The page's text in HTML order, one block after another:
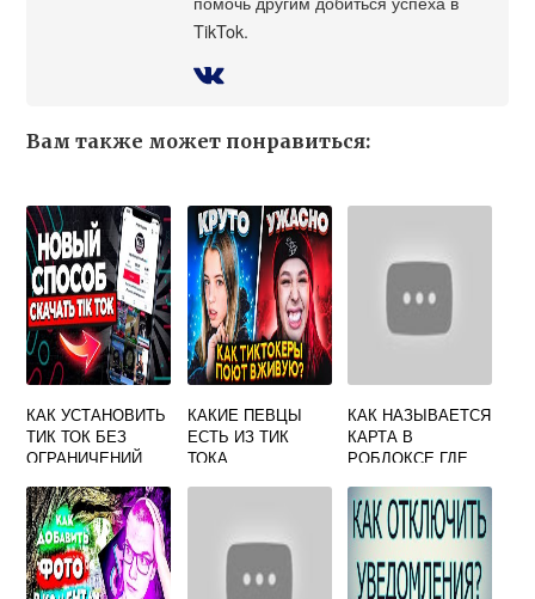
TikTok.
Вам также может понравиться:
КАК УСТАНОВИТЬ
ТИК ТОК БЕЗ
ОГРАНИЧЕНИЙ
КАКИЕ ПЕВЦЫ
ЕСТЬ ИЗ ТИК
ТОКА
КАК НАЗЫВАЕТСЯ
КАРТА В
РОБЛОКСЕ ГДЕ
ТАНЦЕВАТЬ
ТРЕНДЫ ИЗ ТИК
ТОКА